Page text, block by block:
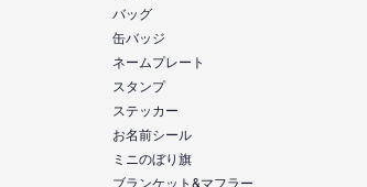
バッグ
缶バッジ
ネームプレート
スタンプ
ステッカー
お名前シール
ミニのぼり旗
ブランケット&マフラー